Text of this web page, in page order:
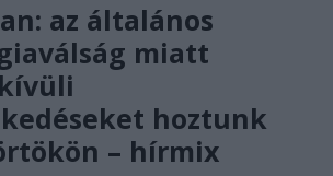
az általános
miatt
hoztunk
– hírmix